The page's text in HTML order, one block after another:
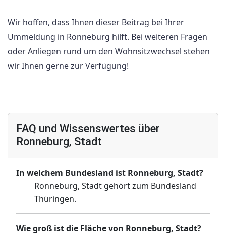
Wir hoffen, dass Ihnen dieser Beitrag bei Ihrer
Ummeldung in Ronneburg hilft. Bei weiteren Fragen
oder Anliegen rund um den Wohnsitzwechsel stehen
wir Ihnen gerne zur Verfügung!
FAQ und Wissenswertes über
Ronneburg, Stadt
In welchem Bundesland ist Ronneburg, Stadt?
Ronneburg, Stadt gehört zum Bundesland
Thüringen.
Wie groß ist die Fläche von Ronneburg, Stadt?